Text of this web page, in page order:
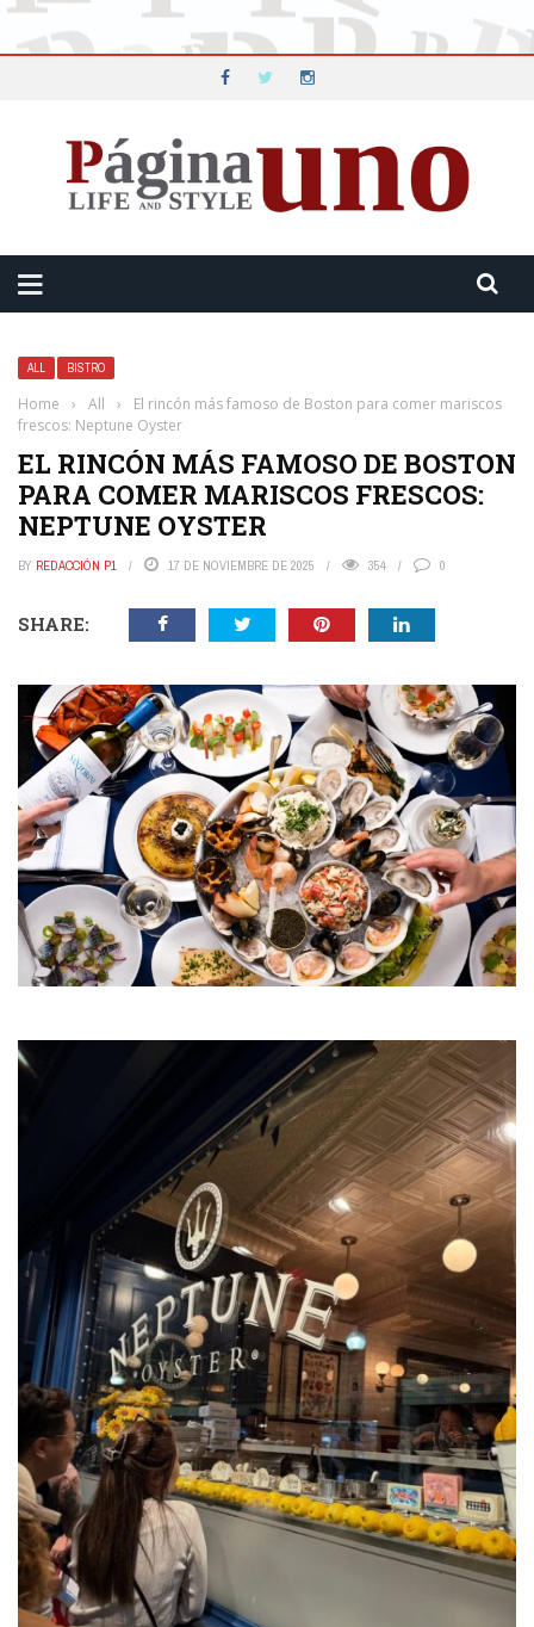
ALL BISTRO
Home › All ›
El rincón más famoso de Boston para comer mariscos
frescos: Neptune Oyster
EL RINCÓN MÁS FAMOSO DE BOSTON
PARA COMER MARISCOS FRESCOS:
NEPTUNE OYSTER
BY REDACCIÓN P1 17 DE NOVIEMBRE DE 2025 354 0
SHARE: